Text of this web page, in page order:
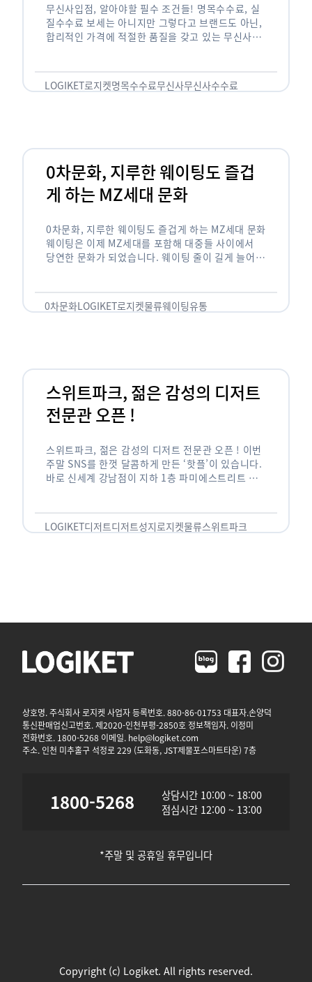
무신사입점, 알아야할 필수 조건들! 명목수수료, 실
질수수료 보세는 아니지만 그렇다고 브랜드도 아닌,
합리적인 가격에 적절한 품질을 갖고 있는 무신사!
LOGIKET로지켓명목수수료무신사무신사수수료
0차문화, 지루한 웨이팅도 즐겁
게 하는 MZ세대 문화
0차문화, 지루한 웨이팅도 즐겁게 하는 MZ세대 문화
웨이팅은 이제 MZ세대를 포함해 대중들 사이에서
당연한 문화가 되었습니다. 웨이팅 줄이 길게 늘어서
0차문화LOGIKET로지켓물류웨이팅유통
스위트파크, 젊은 감성의 디저트
전문관 오픈 !
스위트파크, 젊은 감성의 디저트 전문관 오픈 ! 이번
주말 SNS를 한껏 달콤하게 만든 ‘핫플’이 있습니다.
바로 신세계 강남점이 지하 1층 파미에스트리트 분
LOGIKET디저트디저트성지 로지켓물류스위트파크
상호명. 주식회사 로지켓 사업자 등록번호. 880-86-01753 대표자.손양덕
통신판매업신고번호. 제2020-인천부평-2850호 정보책임자. 이정미
전화번호. 1800-5268 이메일. help@logiket.com
주소. 인천 미추홀구 석정로 229 (도화동, JST제물포스마트타운) 7층
1800-5268
상담시간 10:00 ~ 18:00
점심시간 12:00 ~ 13:00
*주말 및 공휴일 휴무입니다
Copyright (c) Logiket. All rights reserved.